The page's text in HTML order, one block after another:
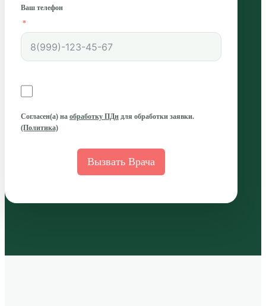
Ваш телефон
Согласен(а) на обработку ПДн для обработки заявки.
(Политика)
Вызвать Врача